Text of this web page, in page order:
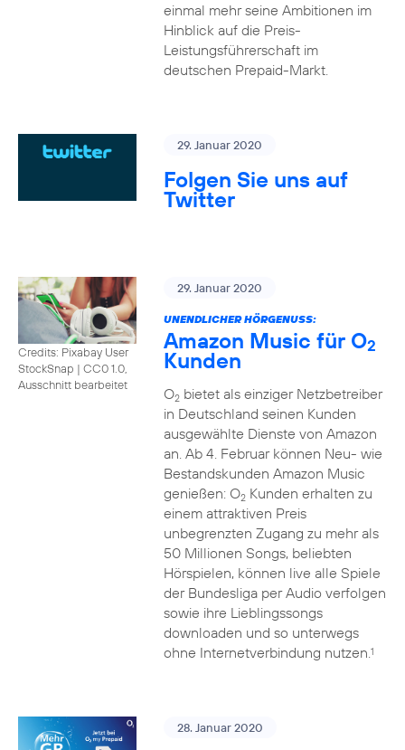
einmal mehr seine Ambitionen im
Hinblick auf die Preis-
Leistungsführerschaft im
deutschen Prepaid-Markt.
29. Januar 2020
Folgen Sie uns auf
Twitter
Credits: Pixabay User
StockSnap | CC0 1.0,
Ausschnitt bearbeitet
29. Januar 2020
UNENDLICHER HÖRGENUSS:
Amazon Music für O2
Kunden
O2bietet als einziger Netzbetreiber
in Deutschland seinen Kunden
ausgewählte Dienste von Amazon
an. Ab 4. Februar können Neu- wie
Bestandskunden Amazon Music
genießen: O2Kunden erhalten zu
einem attraktiven Preis
unbegrenzten Zugang zu mehr als
50 Millionen Songs, beliebten
Hörspielen, können live alle Spiele
der Bundesliga per Audio verfolgen
sowie ihre Lieblingssongs
downloaden und so unterwegs
ohne Internetverbindung nutzen.1
28. Januar 2020